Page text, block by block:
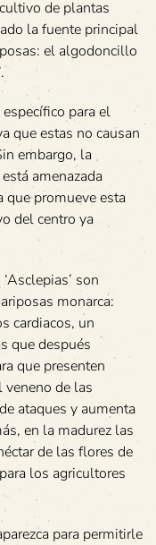
de plantas
la fuente principal
el algodoncillo
para el
que estas no causan
embargo, la
amenazada
que promueve esta
del centro ya
son
monarca:
cardiacos, un
que después
que presenten
veneno de las
ataques y aumenta
en la madurez las
de las flores de
los agricultores
para permitirle